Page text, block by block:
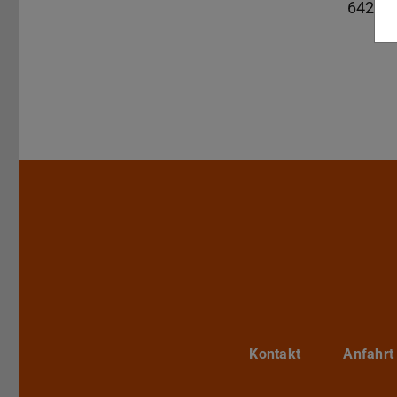
64289
Kontakt Anfahrt